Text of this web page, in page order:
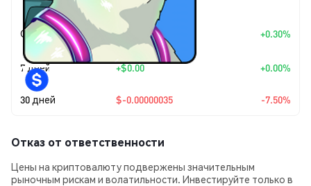
Сегодня +$0.0 1277 +0.30%
7 дней +$0.00 +0.00%
30 дней $-0.00000035 -7.50%
Отказ от ответственности
Цены на криптовалюту подвержены значительным
рыночным рискам и волатильности. Инвестируйте только в